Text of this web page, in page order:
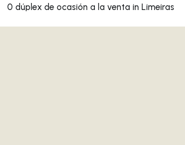
0 dúplex de ocasión a la venta in Limeiras